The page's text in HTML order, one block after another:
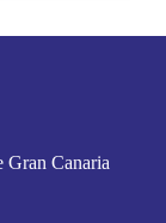
Gran Canaria